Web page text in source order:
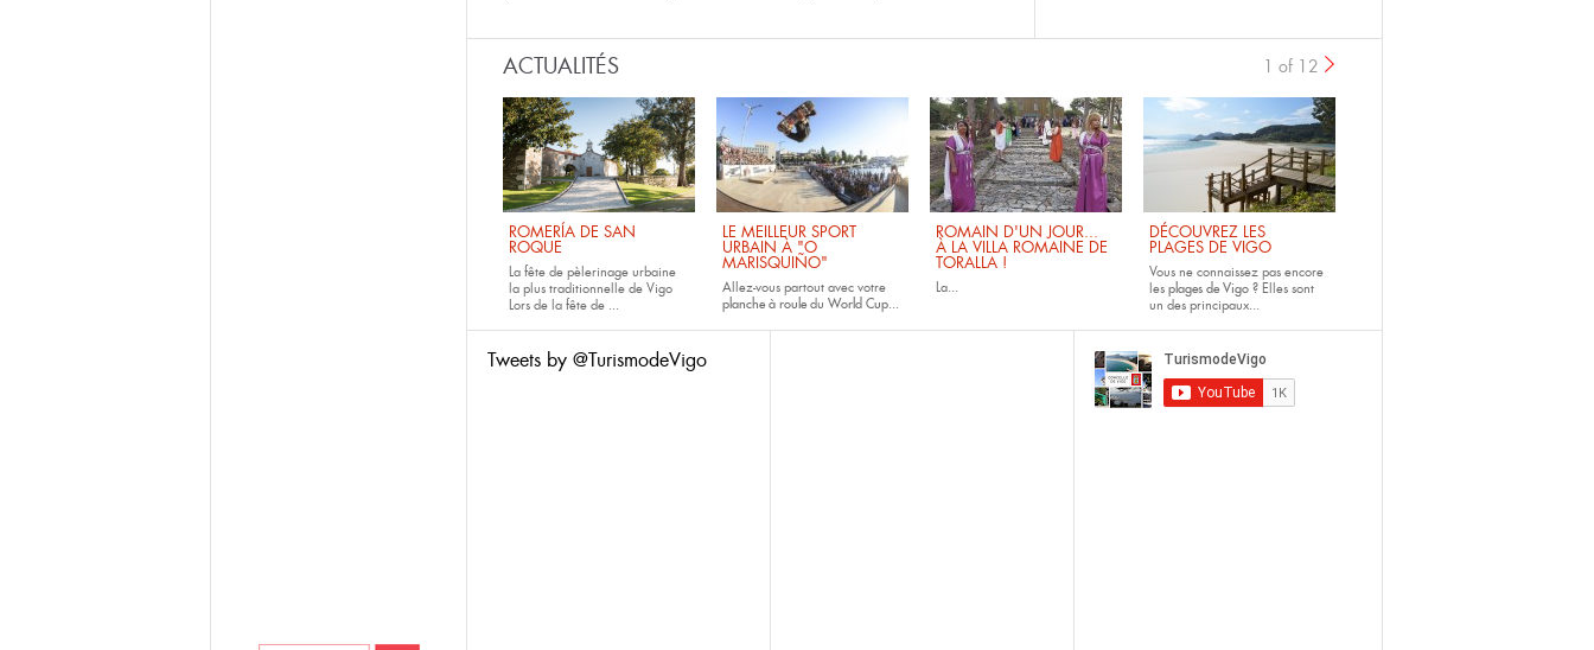
ACTUALITÉS
ROMERÍA DE SAN
ROQUE
La fête de pèlerinage urbaine
la plus traditionnelle de Vigo
Lors de la fête de ...
LE MEILLEUR SPORT
URBAIN À "O
MARISQUIÑO"
Allez-vous partout avec votre
planche à rouledu World Cup...
ROMAIN D'UN JOUR...
À LA VILLA ROMAINE DE
TORALLA !
La...
DÉCOUVREZ LES
PLAGES DE VIGO
Vous ne connaissez pas encore
les plages de Vigo ? Elles sont
un des principaux...
1 of 12
Tweets by @TurismodeVigo